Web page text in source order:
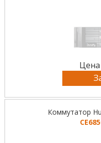
Цена
Коммутатор